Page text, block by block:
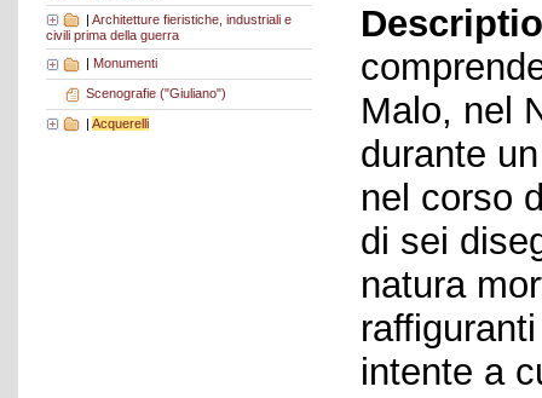
| Architetture fieristiche, industriali e
civili prima della guerra
Monumenti
Scenografie ("Giuliano")
| Acquerelli
Malo, nel
durante
nel corso
di sei
natura
intente a